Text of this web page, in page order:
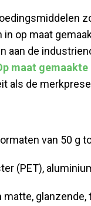
op maat
aan de
maat
als de
van 50 g
(PET),
matte,